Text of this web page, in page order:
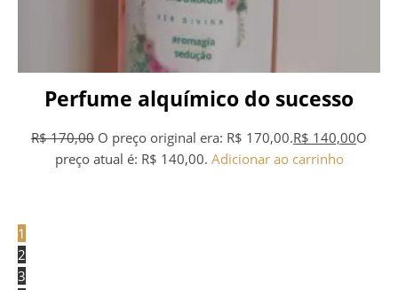
Perfume alquímico do sucesso
R$170,00 O preço original era: R$ 170,00.R$ 140,00O
preço atual é: R$ 140,00. Adicionar ao carrinho
1
2
3